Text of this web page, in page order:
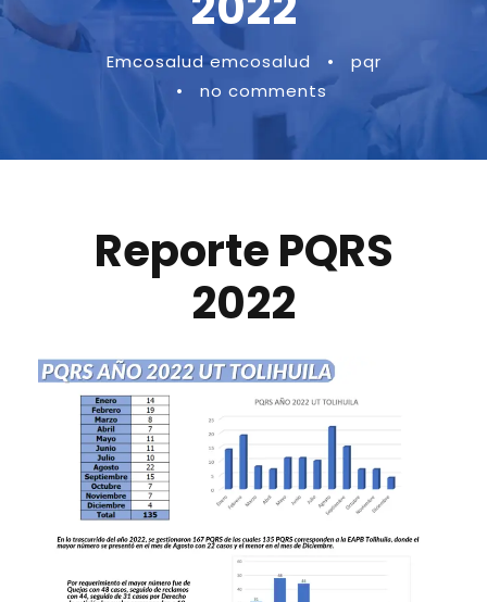
Emcosalud emcosalud •
pqr
•
no comments
Reporte PQRS
2022